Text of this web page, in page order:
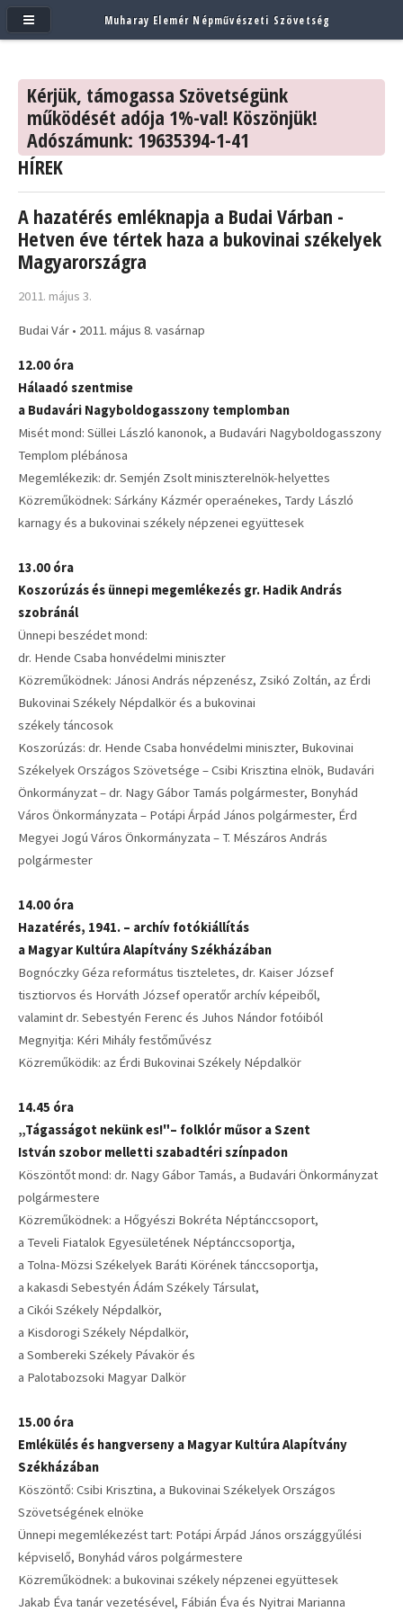
Kérjük, támogassa Szövetségünk
működését adója 1%-val! Köszönjük!
Adószámunk: 19635394-1-41
HÍREK
A hazatérés emléknapja a Budai Várban -
Hetven éve tértek haza a bukovinai székelyek
Magyarországra
2011. május 3.
Budai Vár • 2011. május 8. vasárnap
12.00 óra
Hálaadó szentmise
a Budavári Nagyboldogasszony templomban
Misét mond: Süllei László kanonok, a Budavári Nagyboldogasszony
Templom plébánosa
Megemlékezik: dr. Semjén Zsolt miniszterelnök-helyettes
Közreműködnek: Sárkány Kázmér operaénekes, Tardy László
karnagy és a bukovinai székely népzenei együttesek
13.00 óra
Koszorúzás és ünnepi megemlékezés gr. Hadik András
szobránál
Ünnepi beszédet mond:
dr. Hende Csaba honvédelmi miniszter
Közreműködnek: Jánosi András népzenész, Zsikó Zoltán, az Érdi
Bukovinai Székely Népdalkör és a bukovinai
székely táncosok
Koszorúzás: dr. Hende Csaba honvédelmi miniszter, Bukovinai
Székelyek Országos Szövetsége – Csibi Krisztina elnök, Budavári
Önkormányzat – dr. Nagy Gábor Tamás polgármester, Bonyhád
Város Önkormányzata – Potápi Árpád János polgármester, Érd
Megyei Jogú Város Önkormányzata – T. Mészáros András
polgármester
14.00 óra
Hazatérés, 1941. – archív fotókiállítás
a Magyar Kultúra Alapítvány Székházában
Bognóczky Géza református tiszteletes, dr. Kaiser József
tisztiorvos és Horváth József operatőr archív képeiből,
valamint dr. Sebestyén Ferenc és Juhos Nándor fotóiból
Megnyitja: Kéri Mihály festőművész
Közreműködik: az Érdi Bukovinai Székely Népdalkör
14.45 óra
„Tágasságot nekünk es!"– folklór műsor a Szent
István szobor melletti szabadtéri színpadon
Köszöntőt mond: dr. Nagy Gábor Tamás, a Budavári Önkormányzat
polgármestere
Közreműködnek: a Hőgyészi Bokréta Néptánccsoport,
a Teveli Fiatalok Egyesületének Néptánccsoportja,
a Tolna-Mözsi Székelyek Baráti Körének tánccsoportja,
a kakasdi Sebestyén Ádám Székely Társulat,
a Cikói Székely Népdalkör,
a Kisdorogi Székely Népdalkör,
a Sombereki Székely Pávakör és
a Palotabozsoki Magyar Dalkör
15.00 óra
Emlékülés és hangverseny a Magyar Kultúra Alapítvány
Székházában
Köszöntő: Csibi Krisztina, a Bukovinai Székelyek Országos
Szövetségének elnöke
Ünnepi megemlékezést tart: Potápi Árpád János országgyűlési
képviselő, Bonyhád város polgármestere
Közreműködnek: a bukovinai székely népzenei együttesek
Jakab Éva tanár vezetésével, Fábián Éva és Nyitrai Marianna
Muharay Elemér Népművészeti Szövetség